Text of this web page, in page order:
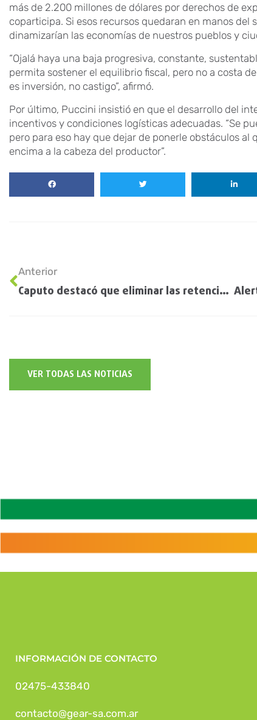
más de 2.200 millones de dólares por derechos de
coparticipa. Si esos recursos quedaran en manos del
dinamizarían las economías de nuestros pueblos y
“Ojalá haya una baja progresiva, constante,
permita sostener el equilibrio fiscal, pero no a costa
es inversión, no castigo”, afirmó.
Por último, Puccini insistió en que el desarrollo del
incentivos y condiciones logísticas adecuadas. “Se
pero para eso hay que dejar de ponerle obstáculos al
encima a la cabeza del productor”.
Anterior
Caputo destacó que eliminar las retenciones es una obsesión del Gobierno
VER TODAS LAS NOTICIAS
INFORMACIÓN DE CONTACTO
02475-433840
contacto@gear-sa.com.ar